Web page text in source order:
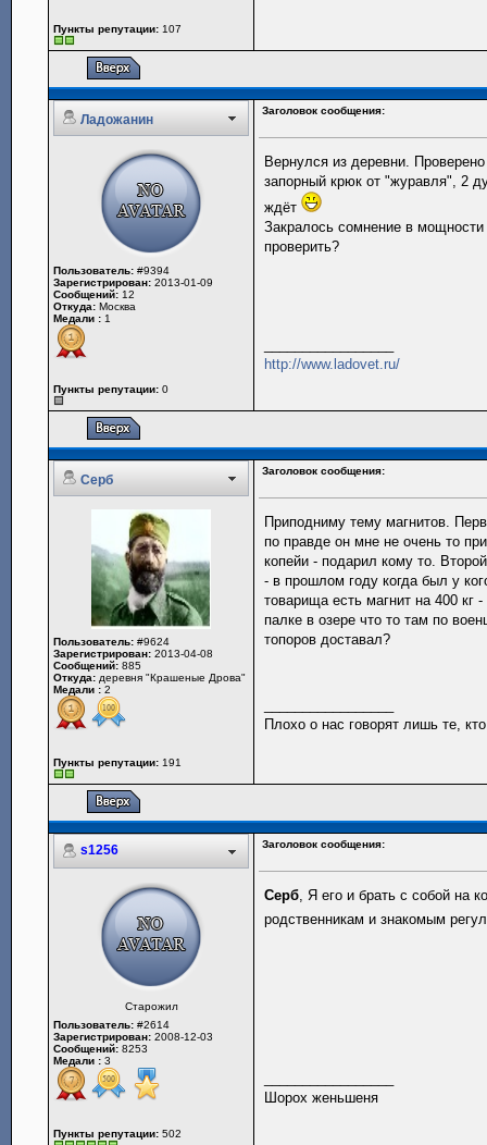
Пункты репутации: 107
Ладожанин
Заголовок сообщения:
Пользователь: #9394
Зарегистрирован: 2013-01-09
Сообщений: 12
Откуда: Москва
Медали : 1
Пункты репутации: 0
Вернулся из деревни.
запорный крюк от "журавля", 2
ждёт
Закралось сомнение в
проверить?
http://www.ladovet.ru/
Серб
Заголовок сообщения:
Пользователь: #9624
Зарегистрирован: 2013-04-08
Сообщений: 885
Откуда: деревня "Крашеные Дрова"
Медали : 2
Пункты репутации: 191
Приподниму тему магнитов.
по правде он мне не очень то
копейи - подарил кому то.
- в прошлом году когда был у
товарища есть магнит на 400 кг
палке в озере что то там по
топоров доставал?
Плохо о нас говорят лишь те,
s1256 Заголовок сообщения:
Старожил
Пользователь: #2614
Зарегистрирован: 2008-12-03
Сообщений: 8253
Медали : 3
Пункты репутации: 502
Серб, Я его и брать с собой на
родственникам и знакомым
Шорох женьшеня